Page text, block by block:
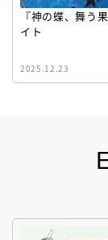
『神の蝶、舞う
イト
2025.12.23